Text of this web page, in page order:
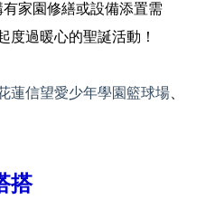
家園修繕或設備添置需
度過暖心的聖誕活動！
蓮信望愛少年學園籃球場
搭